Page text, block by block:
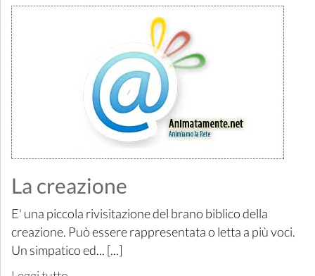
La creazione
E' una piccola rivisitazione del brano biblico della
creazione. Può essere rappresentata o letta a più voci.
Un simpatico ed... [...]